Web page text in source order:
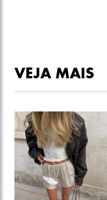
VEJA MAIS